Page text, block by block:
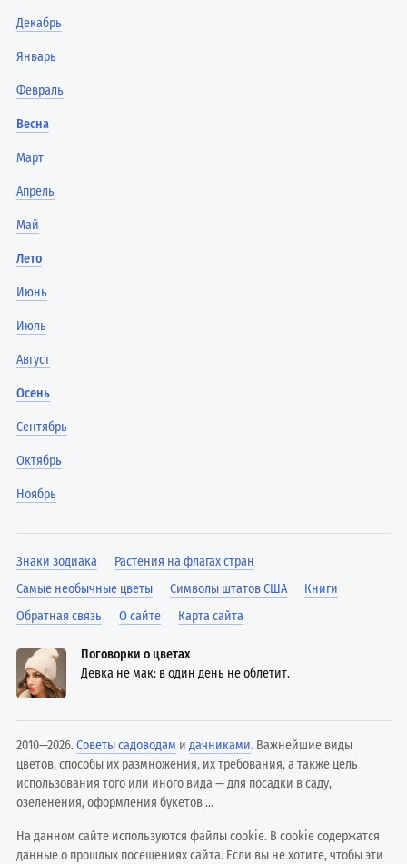
Декабрь
Январь
Февраль
Весна
Март
Апрель
Май
Лето
Июнь
Июль
Август
Осень
Сентябрь
Октябрь
Ноябрь
Знаки зодиака
Растения на флагах стран
Самые необычные цветы
Символы штатов США
Книги
Обратная связь
О сайте Карта сайта
Поговорки о цветах
Девка не мак: в один день не облетит.
2010—2026.Советы садоводам идачниками. Важнейшие виды
цветов, способы их размножения, их требования, а также цель
использования того или иного вида — для посадки в саду,
озеленения, оформления букетов ...
На данном сайте используются файлы cookie. В cookie содержатся
данные о прошлых посещениях сайта. Если вы не хотите, чтобы эти